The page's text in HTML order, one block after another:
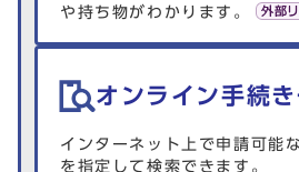
や持ち物がわかります。
オンライン手続
インターネット上で申請可能
を指定して検索できます。